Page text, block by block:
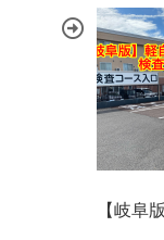
【岐阜